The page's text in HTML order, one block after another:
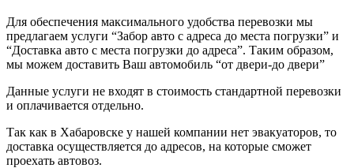
Для обеспечения максимального удобства перевозки мы
предлагаем услуги “Забор авто с адреса до места погрузки” и
“Доставка авто с места погрузки до адреса”. Таким образом,
мы можем доставить Ваш автомобиль “от двери-до двери”
Данные услуги не входят в стоимость стандартной перевозки
и оплачивается отдельно.
Так как в Хабаровске у нашей компании нет эвакуаторов, то
доставка осуществляется до адресов, на которые сможет
проехать автовоз.